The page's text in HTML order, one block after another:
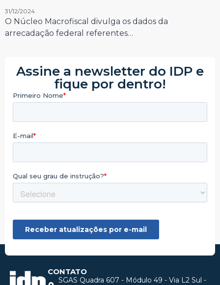
31/12/2024
O Núcleo Macrofiscal divulga os dados da
arrecadação federal referentes…
Assine a newsletter do IDP e
fique por dentro!
CONTATO
SGAS Quadra 607 - Módulo 49 - Via L2 Sul -